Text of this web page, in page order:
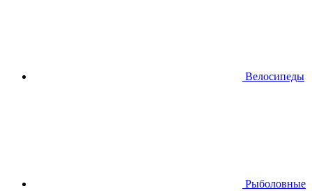
Велосипеды
Рыболовные